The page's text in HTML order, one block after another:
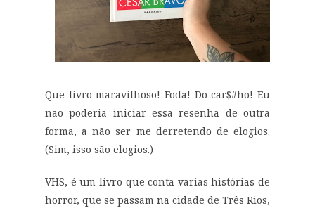
Que livro maravilhoso! Foda! Do car$#ho! Eu
não poderia iniciar essa resenha de outra
forma, a não ser me derretendo de elogios.
(Sim, isso são elogios.)
VHS, é um livro que conta varias histórias de
horror, que se passam na cidade de Três Rios,